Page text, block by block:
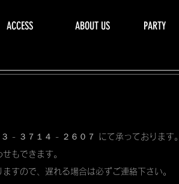
ACCESS ABOUT US PARTY
- ３７１４ - ２６０７ にて承っております。
もできます。
すので、遅れる場合は必ずご連絡下さい。